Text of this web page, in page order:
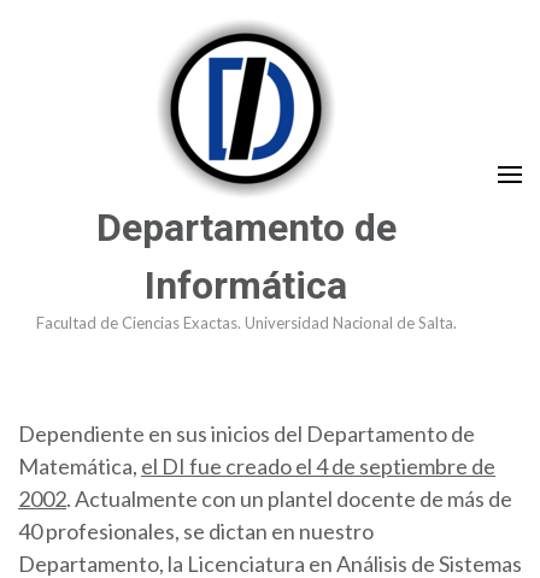
Departamento de
Informática
Facultad de Ciencias Exactas. Universidad Nacional de Salta.
Dependiente en sus inicios del Departamento de
Matemática, el DI fue creado el 4 de septiembre de
2002. Actualmente con un plantel docente de más de
40 profesionales, se dictan en nuestro
Departamento, la Licenciatura en Análisis de Sistemas